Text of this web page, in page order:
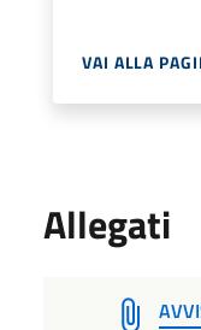
VAI ALLA
Allegati